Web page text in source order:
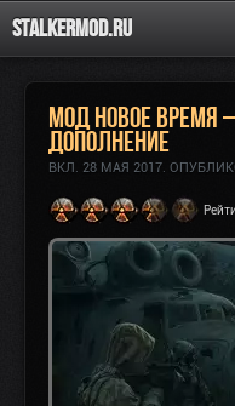
Stalkermod.ru
Мод Новое
дополнение
ВКЛ. 28 МАЯ 2017.